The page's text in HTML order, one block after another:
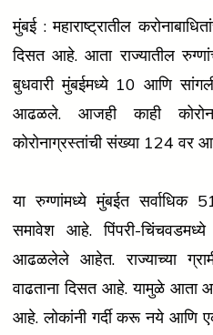
मुंबई :महाराष्ट्रातील
दिसत आहे. आता राज्यातील
बुधवारी मुंबईमध्ये 10 आणि
आढळले. आजही काही
कोरोनाग्रस्तांची संख्या 124 वर
या रुग्णांमध्ये मुंबईत सर्वाधिक
समावेश आहे. पिंपरी-
आढळलेले आहेत. राज्याच्या
वाढताना दिसत आहे. यामुळे आता
आहे. लोकांनी गर्दी करू नये आणि